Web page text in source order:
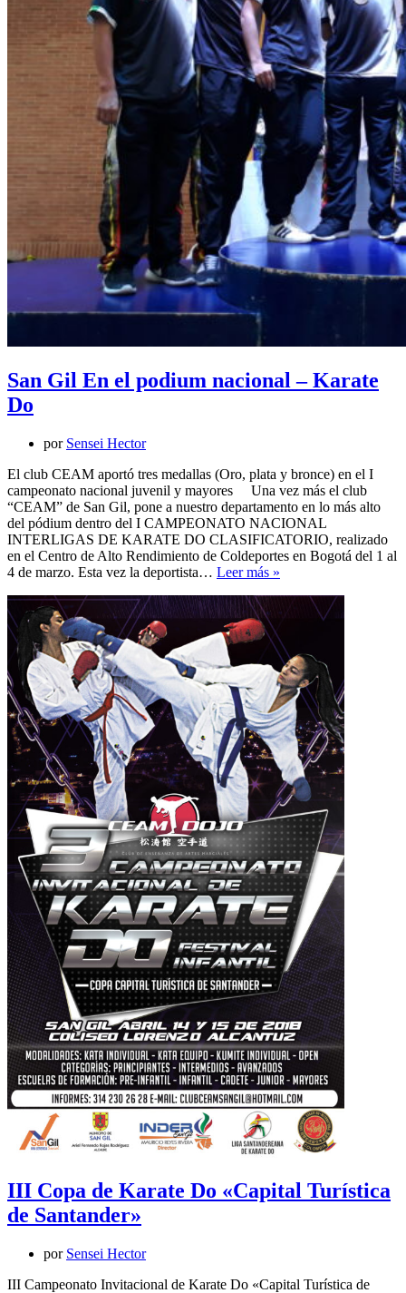
San Gil En el podium nacional – Karate
Do
por Sensei Hector
El club CEAM aportó tres medallas (Oro, plata y bronce) en el I
campeonato nacional juvenil y mayores Una vez más el club
“CEAM” de San Gil, pone a nuestro departamento en lo más alto
del pódium dentro del I CAMPEONATO NACIONAL
INTERLIGAS DE KARATE DO CLASIFICATORIO, realizado
en el Centro de Alto Rendimiento de Coldeportes en Bogotá del 1 al
4 de marzo. Esta vez la deportista… Leer más »
el
podium
nacional
–
Karate
Do
III Copa de Karate Do «Capital Turística
de Santander»
por Sensei Hector
III Campeonato Invitacional de Karate Do «Capital Turística de